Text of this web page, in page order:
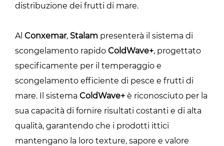
distribuzione dei frutti di mare.
Al Conxemar, Stalam presenterà il sistema di
scongelamento rapido ColdWave+, progettato
specificamente per il temperaggio e
scongelamento efficiente di pesce e frutti di
mare. Il sistema ColdWave+ è riconosciuto per la
sua capacità di fornire risultati costanti e di alta
qualità, garantendo che i prodotti ittici
mantengano la loro texture, sapore e valore